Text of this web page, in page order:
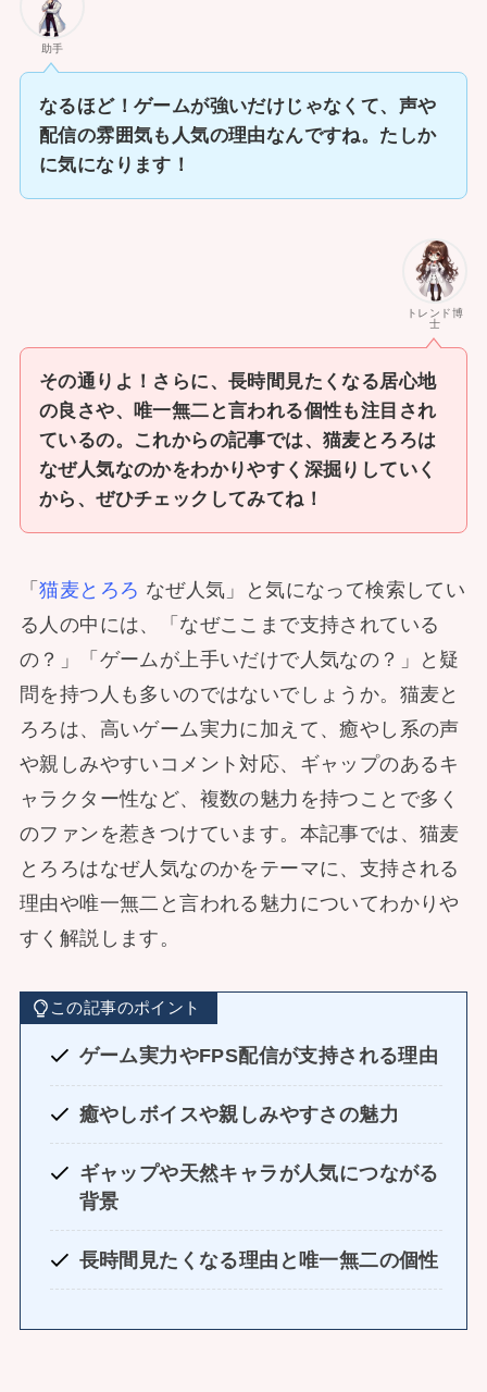
助手
なるほど！ゲームが強いだけじゃなくて、声や
配信の雰囲気も人気の理由なんですね。たしか
に気になります！
トレンド博
士
その通りよ！さらに、長時間見たくなる居心地
の良さや、唯一無二と言われる個性も注目され
ているの。これからの記事では、猫麦とろろは
なぜ人気なのかをわかりやすく深掘りしていく
から、ぜひチェックしてみてね！
「猫麦とろろ なぜ人気」と気になって検索してい
る人の中には、「なぜここまで支持されている
の？」「ゲームが上手いだけで人気なの？」と疑
問を持つ人も多いのではないでしょうか。猫麦と
ろろは、高いゲーム実力に加えて、癒やし系の声
や親しみやすいコメント対応、ギャップのあるキ
ャラクター性など、複数の魅力を持つことで多く
のファンを惹きつけています。本記事では、猫麦
とろろはなぜ人気なのかをテーマに、支持される
理由や唯一無二と言われる魅力についてわかりや
すく解説します。
この記事のポイント
ゲーム実力やFPS配信が支持される理由
癒やしボイスや親しみやすさの魅力
ギャップや天然キャラが人気につながる
背景
長時間見たくなる理由と唯一無二の個性